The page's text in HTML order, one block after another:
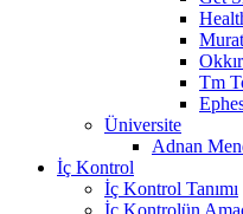
Tm
Üniversite
Adnan
İç Kontrol
İç Kontrol Tanımı
İç Kontrolün